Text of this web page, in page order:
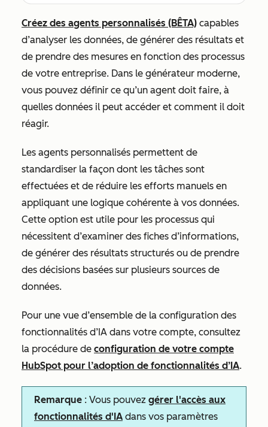
Créez des agents personnalisés (BÊTA) capables
d’analyser les données, de générer des résultats et
de prendre des mesures en fonction des processus
de votre entreprise. Dans le générateur moderne,
vous pouvez définir ce qu’un agent doit faire, à
quelles données il peut accéder et comment il doit
réagir.
Les agents personnalisés permettent de
standardiser la façon dont les tâches sont
effectuées et de réduire les efforts manuels en
appliquant une logique cohérente à vos données.
Cette option est utile pour les processus qui
nécessitent d’examiner des fiches d’informations,
de générer des résultats structurés ou de prendre
des décisions basées sur plusieurs sources de
données.
Pour une vue d’ensemble de la configuration des
fonctionnalités d’IA dans votre compte, consultez
la procédure de configuration de votre compte
HubSpot pour l’adoption de fonctionnalités d’IA.
Remarque : Vous pouvez gérer l'accès aux
fonctionnalités d'IA dans vos paramètres